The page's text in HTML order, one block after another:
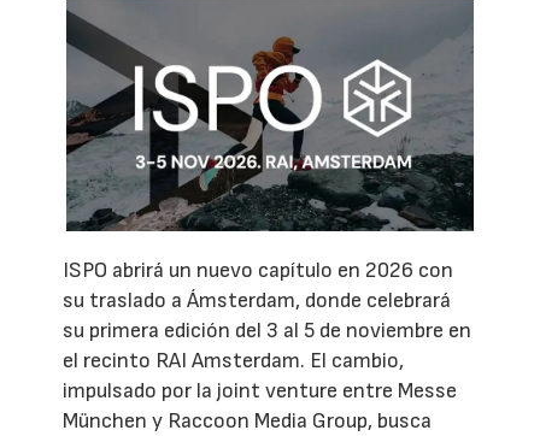
ISPO abrirá un nuevo capítulo en 2026 con
su traslado a Ámsterdam, donde celebrará
su primera edición del 3 al 5 de noviembre en
el recinto RAI Amsterdam. El cambio,
impulsado por la joint venture entre Messe
München y Raccoon Media Group, busca